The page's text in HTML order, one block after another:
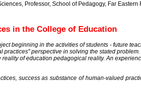
Professor, School of Pedagogy, Far
in the College of Education
beginning in the activities of students - future
practices" perspective in solving the stated
of education pedagogical reality. An
success as substance of human-valued